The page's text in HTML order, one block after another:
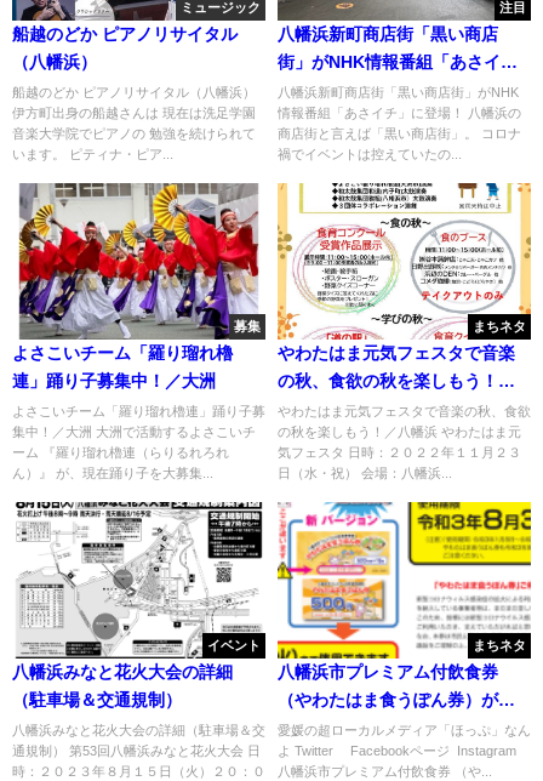
ミュージック
船越のどか ピアノリサイタル
（八幡浜）
船越のどか ピアノリサイタル（八幡浜）
伊方町出身の船越さんは 現在は洗足学園
音楽大学院でピアノの 勉強を続けられて
います。 ピティナ・ピア...
注目
八幡浜新町商店街「黒い商店
街」がNHK情報番組「あさイ
チ」に登場！
八幡浜新町商店街「黒い商店街」がNHK
情報番組「あさイチ」に登場！ 八幡浜の
商店街と言えば「黒い商店街」。 コロナ
禍でイベントは控えていたの...
募集
よさこいチーム「羅り瑠れ櫓
連」踊り子募集中！／大洲
よさこいチーム「羅り瑠れ櫓連」踊り子募
集中！／大洲 大洲で活動するよさこいチ
ーム 『羅り瑠れ櫓連（らりるれろれ
ん）』 が、現在踊り子を大募集...
まちネタ
やわたはま元気フェスタで音楽
の秋、食欲の秋を楽しもう！／
八幡浜
やわたはま元気フェスタで音楽の秋、食欲
の秋を楽しもう！／八幡浜 やわたはま元
気フェスタ 日時：２０２２年１１月２３
日（水・祝） 会場：八幡浜...
イベント
八幡浜みなと花火大会の詳細
（駐車場＆交通規制）
八幡浜みなと花火大会の詳細（駐車場＆交
通規制） 第53回八幡浜みなと花火大会 日
時：２０２３年８月１５日（火）２０：０
まちネタ
八幡浜市プレミアム付飲食券
（やわたはま食うぽん券）が追
加販売されたみたい→完売
愛媛の超ローカルメディア「ほっぷ」なん
よ Twitter Facebookページ Instagram
八幡浜市プレミアム付飲食券 （や...